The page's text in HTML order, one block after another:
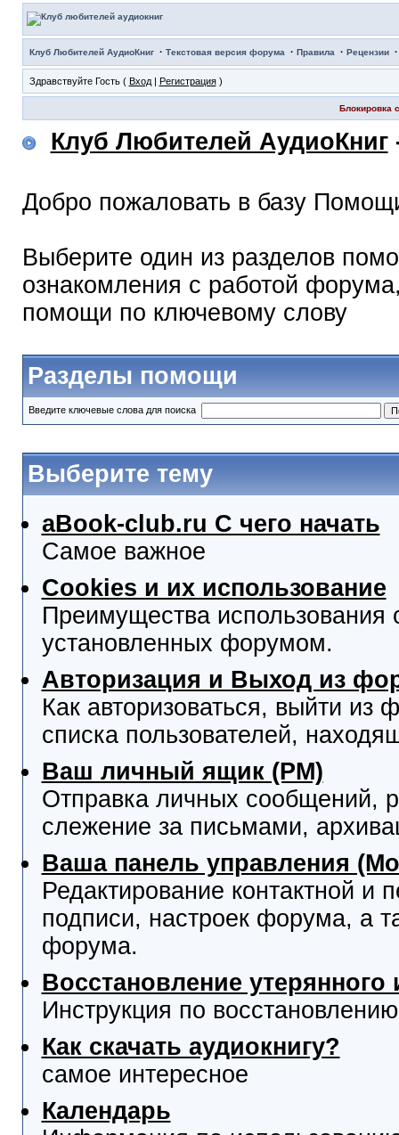
Клуб Любителей АудиоКниг· Текстовая версия форума · Правила · Рецензии
Здравствуйте Гость ( Вход| Регистрация)
Блокировка
Клуб Любителей АудиоКниг
Добро пожаловать в базу
Выберите один из разделов
ознакомления с работой
помощи по ключевому слову
Разделы помощи
Введите ключевые слова для поиска
Выберите тему
aBook-club.ru C чего начать
Самое важное
Cookies и их использование
Преимущества
установленных форумом.
Авторизация и Выход из
Как авторизоваться, выйти из
списка пользователей,
Ваш личный ящик (PM)
Отправка личных сообщений,
слежение за письмами,
Ваша панель управления
Редактирование контактной
подписи, настроек форума, а
форума.
Восстановление
Инструкция по
Как скачать аудиокнигу?
самое интересное
Календарь